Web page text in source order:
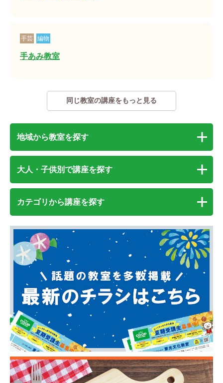
手芸 編物
手あみ教室
同じ教室の講座をもっと見る
地域から教室を探す
大人・子供別で講座を探す
カテゴリから講座を探す